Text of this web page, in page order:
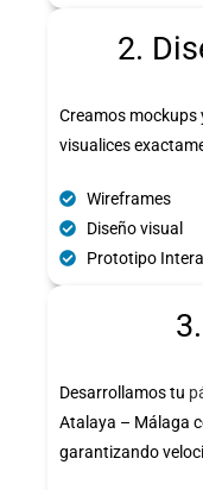
2.
Creamos
visualices
Wireframes
Diseño visual
Prototipo
Desarrollamos tu
Atalaya – Málaga
garantizando